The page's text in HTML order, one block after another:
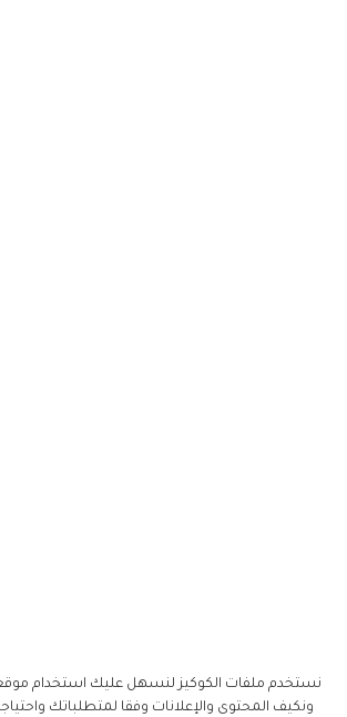
نستخدم ملفات الكوكيز لنسهل عليك استخدام
ونكيف المحتوى والإعلانات وفقا لمتطلباتك